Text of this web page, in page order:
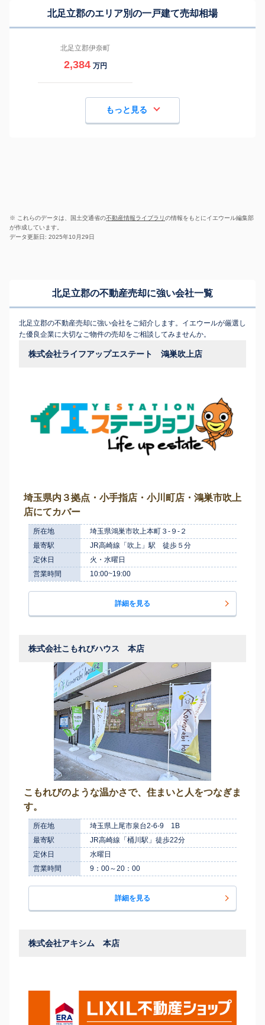
北足立郡のエリア別の一戸建て売却相場
北足立郡伊奈町
2,384 万円
もっと見る
※ これらのデータは、国土交通省の不動産情報ライブラリの情報をもとにイエウール編集部
が作成しています。
データ更新日: 2025年10月29日
北足立郡の不動産売却に強い会社一覧
北足立郡の不動産売却に強い会社をご紹介します。イエウールが厳選し
た優良企業に大切なご物件の売却をご相談してみませんか。
株式会社ライフアップエステート 鴻巣吹上店
埼玉県内３拠点・小手指店・小川町店・鴻巣市吹上
店にてカバー
所在地
埼玉県鴻巣市吹上本町３-９-２
最寄駅
JR高崎線「吹上」駅 徒歩５分
定休日
火・水曜日
営業時間
10:00~19:00
詳細を見る
株式会社こもれびハウス 本店
こもれびのような温かさで、住まいと人をつなぎま
す。
所在地
埼玉県上尾市泉台2-6-9 1B
最寄駅
JR高崎線「桶川駅」徒歩22分
定休日
水曜日
営業時間
9：00～20：00
詳細を見る
株式会社アキシム 本店